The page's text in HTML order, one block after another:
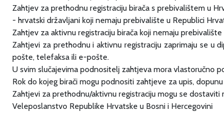
Zahtjev za prethodnu registraciju birača s prebivalištem u
- hrvatski državljani koji nemaju prebivalište u Republici
Zahtjev za aktivnu registraciju birača koji nemaju prebivalište
Zahtjevi za prethodnu i aktivnu registraciju zaprimaju se u
pošte, telefaksa ili e-pošte.
U svim slučajevima podnositelj zahtjeva mora vlastoručno
Rok do kojeg birači mogu podnositi zahtjeve za upis,
Zahtjevi za prethodnu/aktivnu registraciju mogu se dostaviti
Veleposlanstvo Republike Hrvatske u Bosni i Hercegovini